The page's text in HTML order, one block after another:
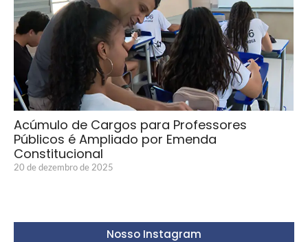
Acúmulo de Cargos para Professores
Públicos é Ampliado por Emenda
Constitucional
20 de dezembro de 2025
Nosso Instagram